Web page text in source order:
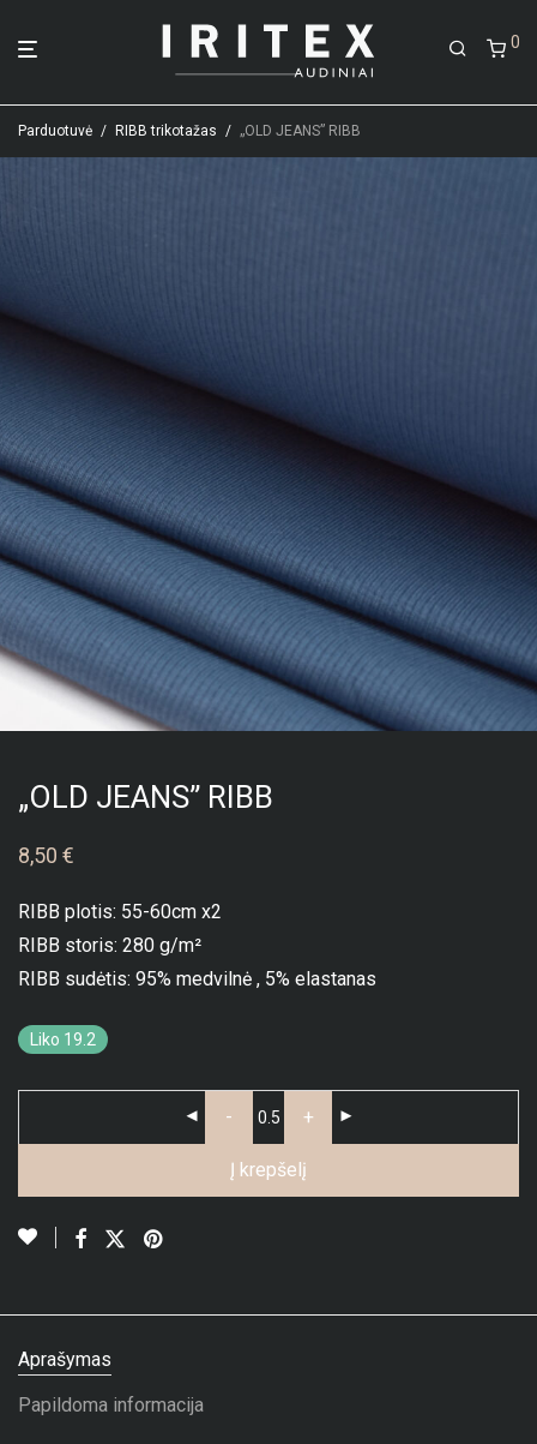
0
Parduotuvė / RIBB trikotažas / „OLD JEANS” RIBB
„OLD JEANS” RIBB
8,50 €
RIBB plotis: 55-60cm x2
RIBB storis: 280 g/m²
RIBB sudėtis: 95% medvilnė , 5% elastanas
Liko 19.2
- +
Į krepšelį
Aprašymas
Papildoma informacija